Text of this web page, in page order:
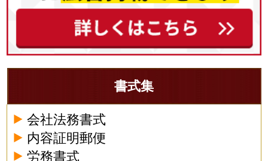
書式集
会社法務書式
内容証明郵便
労務書式